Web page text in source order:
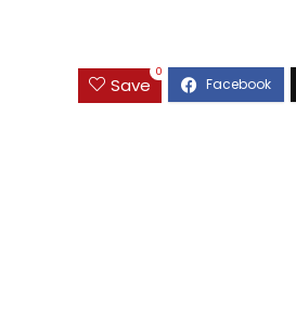
Save
0